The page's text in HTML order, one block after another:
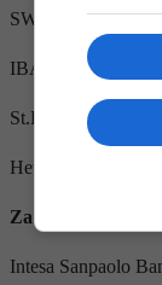
St.Pomozi.ba (Help
Het doel van de
Za uplate iz
Intesa Sanpaolo